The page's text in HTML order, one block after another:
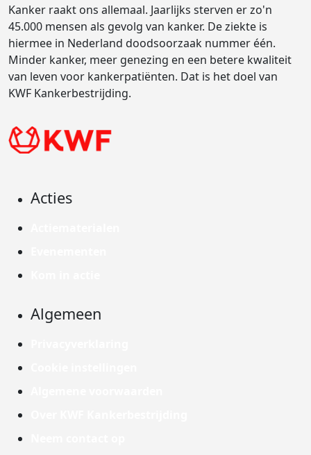
Kanker raakt ons allemaal. Jaarlijks sterven er zo'n
45.000 mensen als gevolg van kanker. De ziekte is
hiermee in Nederland doodsoorzaak nummer één.
Minder kanker, meer genezing en een betere kwaliteit
van leven voor kankerpatiënten. Dat is het doel van
KWF Kankerbestrijding.
Acties
Algemeen